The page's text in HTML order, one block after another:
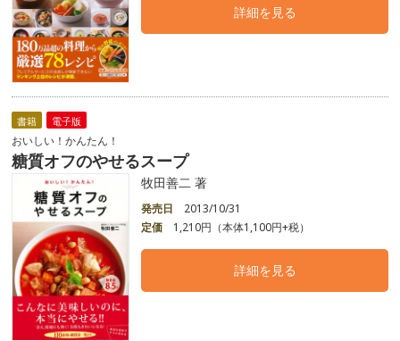
詳細を見る
書籍 電子版
おいしい！かんたん！
糖質オフのやせるスープ
牧田善二 著
発売日
2013/10/31
定価
1,210円（本体1,100円+税）
詳細を見る